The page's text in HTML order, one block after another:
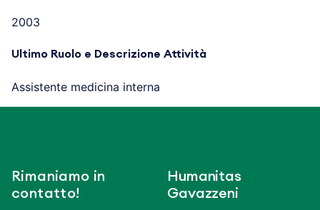
2003
Ultimo Ruolo e Descrizione Attività
Assistente medicina interna
Rimaniamo in
contatto!
Humanitas
Gavazzeni